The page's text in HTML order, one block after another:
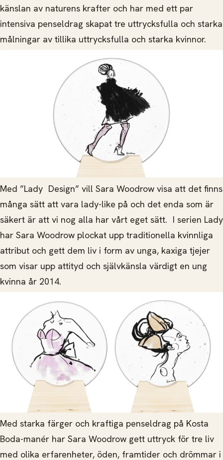
känslan av naturens krafter och har med ett par
intensiva penseldrag skapat tre uttrycksfulla och starka
målningar av tillika uttrycksfulla och starka kvinnor.
Med ”Lady Design” vill Sara Woodrow visa att det finns
många sätt att vara lady-like på och det enda som är
säkert är att vi nog alla har vårt eget sätt. I serien Lady
har Sara Woodrow plockat upp traditionella kvinnliga
attribut och gett dem liv i form av unga, kaxiga tjejer
som visar upp attityd och självkänsla värdigt en ung
kvinna år 2014.
Med starka färger och kraftiga penseldrag på Kosta
Boda-manér har Sara Woodrow gett uttryck för tre liv
med olika erfarenheter, öden, framtider och drömmar i